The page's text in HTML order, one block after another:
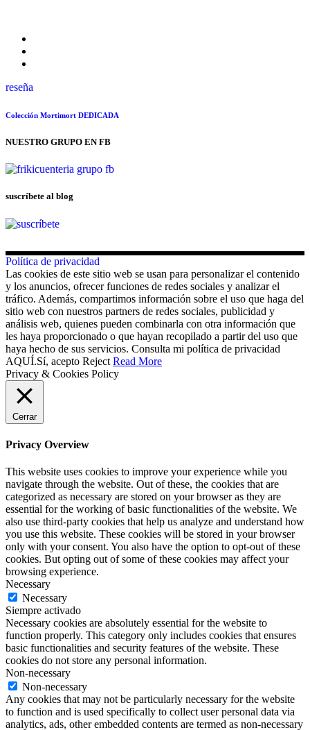
reseña
Colección Mortimort DEDICADA
NUESTRO GRUPO EN FB
suscríbete al blog
Política de privacidad
Las cookies de este sitio web se usan para personalizar el contenido
y los anuncios, ofrecer funciones de redes sociales y analizar el
tráfico. Además, compartimos información sobre el uso que haga del
sitio web con nuestros partners de redes sociales, publicidad y
análisis web, quienes pueden combinarla con otra información que
les haya proporcionado o que hayan recopilado a partir del uso que
haya hecho de sus servicios. Consulta mi política de privacidad
AQUÍ.Sí, acepto Reject Read More
Privacy & Cookies Policy
Cerrar
Privacy Overview
This website uses cookies to improve your experience while you
navigate through the website. Out of these, the cookies that are
categorized as necessary are stored on your browser as they are
essential for the working of basic functionalities of the website. We
also use third-party cookies that help us analyze and understand how
you use this website. These cookies will be stored in your browser
only with your consent. You also have the option to opt-out of these
cookies. But opting out of some of these cookies may affect your
browsing experience.
Necessary
Necessary
Siempre activado
Necessary cookies are absolutely essential for the website to
function properly. This category only includes cookies that ensures
basic functionalities and security features of the website. These
cookies do not store any personal information.
Non-necessary
Non-necessary
Any cookies that may not be particularly necessary for the website
to function and is used specifically to collect user personal data via
analytics, ads, other embedded contents are termed as non-necessary